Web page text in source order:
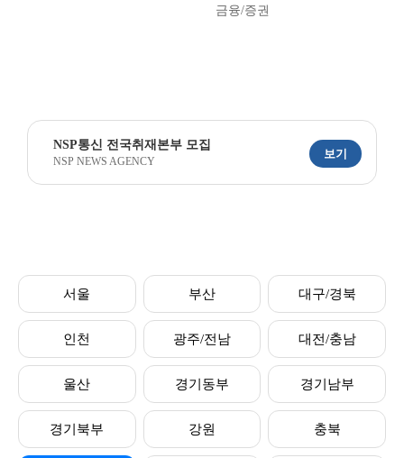
금융/증권
NSP통신 전국취재본부 모집
NSP NEWS AGENCY
보기
서울 부산 대구/경북
인천 광주/전남 대전/충남
울산 경기동부 경기남부
경기북부 강원 충북